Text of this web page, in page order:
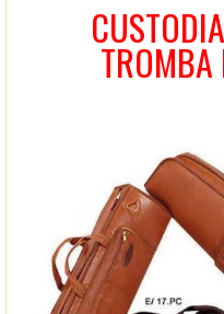
TROMBA